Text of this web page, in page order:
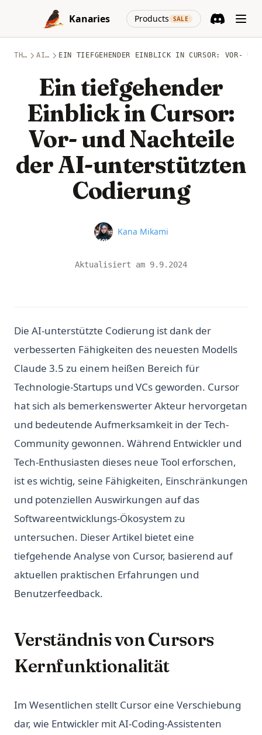
Skip to content
Kanaries
Products SALE
(opens in a
THEMEN AICODING EIN TIEFGEHENDER EINBLICK IN CURSOR: VOR-
Ein tiefgehender
Einblick in Cursor:
Vor- und Nachteile
der AI-unterstützten
Codierung
Name
Kana Mikami
Aktualisiert am 9.9.2024
Die AI-unterstützte Codierung ist dank der
verbesserten Fähigkeiten des neuesten Modells
Claude 3.5 zu einem heißen Bereich für
Technologie-Startups und VCs geworden. Cursor
hat sich als bemerkenswerter Akteur hervorgetan
und bedeutende Aufmerksamkeit in der Tech-
Community gewonnen. Während Entwickler und
Tech-Enthusiasten dieses neue Tool erforschen,
ist es wichtig, seine Fähigkeiten, Einschränkungen
und potenziellen Auswirkungen auf das
Softwareentwicklungs-Ökosystem zu
untersuchen. Dieser Artikel bietet eine
tiefgehende Analyse von Cursor, basierend auf
aktuellen praktischen Erfahrungen und
Benutzerfeedback.
Verständnis von Cursors
Kernfunktionalität
Im Wesentlichen stellt Cursor eine Verschiebung
dar, wie Entwickler mit AI-Coding-Assistenten